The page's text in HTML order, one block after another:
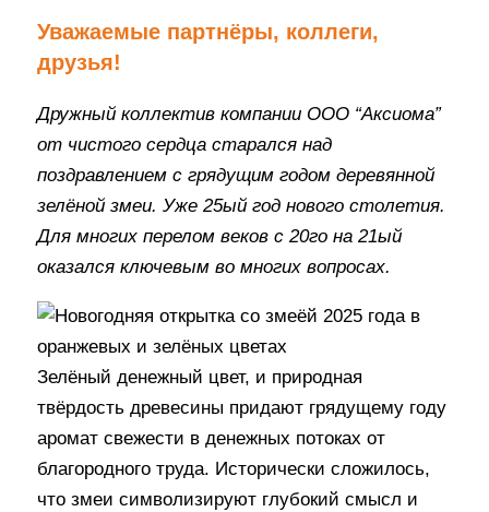
Уважаемые партнёры, коллеги,
друзья!
Дружный коллектив компании ООО “Аксиома”
от чистого сердца старался над
поздравлением с грядущим годом деревянной
зелёной змеи. Уже 25ый год нового столетия.
Для многих перелом веков с 20го на 21ый
оказался ключевым во многих вопросах.
Зелёный денежный цвет, и природная
твёрдость древесины придают грядущему году
аромат свежести в денежных потоках от
благородного труда. Исторически сложилось,
что змеи символизируют глубокий смысл и